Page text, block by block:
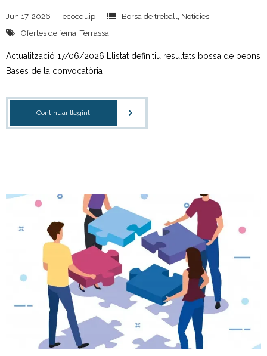
Jun 17, 2026 ecoequip Borsa de treball
Notícies
Ofertes de feina ,Terrassa
Actualització 17/06/2026 Llistat definitiu resultats bossa de peons
Bases de la convocatòria
Continuar llegint